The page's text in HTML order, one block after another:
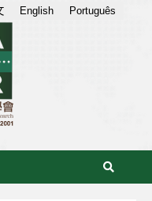
English Português